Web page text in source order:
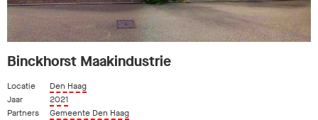
Binckhorst Maakindustrie
Locatie
Den Haag
Jaar
2021
Partners
Gemeente Den Haag